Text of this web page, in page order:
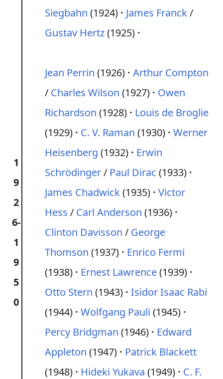
Siegbahn (1924) James Franck/
Gustav Hertz(1925)
1
9
2
6-
1
9
5
0
Jean Perrin (1926) Arthur Compton
/ Charles Wilson (1927)
Owen
Richardson (1928)
Louis de Broglie
(1929)
C. V. Raman (1930) Werner
Heisenberg (1932)
Erwin
Schrödinger/ Paul Dirac (1933)
James Chadwick(1935) Victor
Hess / Carl Anderson (1936)
Clinton Davisson / George
Thomson (1937)
Enrico Fermi
(1938)
Ernest Lawrence(1939)
Otto Stern (1943) Isidor Isaac Rabi
(1944) Wolfgang Pauli (1945)
Percy Bridgman (1946)
Edward
Appleton (1947)
Patrick Blackett
(1948)
Hideki Yukava (1949)
C. F.